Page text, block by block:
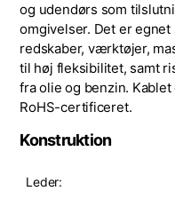
og udendørs som
omgivelser. Det er
redskaber, værktøjer,
til høj fleksibilitet, samt
fra olie og benzin.
RoHS-certificeret.
Konstruktion
Leder: